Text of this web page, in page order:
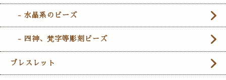
- 水晶系のビーズ
- 四神、梵字等彫刻ビーズ
ブレスレット